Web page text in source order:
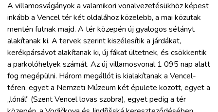
A villamosvágányok a valamikori vonalvezetésükhöz képest
inkább a Vencel tér két oldalához közelebb, a mai közutak
mentén futnak majd. A tér közepén új gyalogos sétányt
alakítanak ki. A tervek szerint kiszélesítik a járdákat,
kerékpársávot alakítanak ki, új fákat ültetnek, és csökkentik
a parkolóhelyek számát. Az új villamosvonal 1 095 nap alatt
fog megépülni. Három megállót is kialakítanak a Vencel-
téren, egyet a Nemzeti Múzeum két épülete között, egyet a
„lónál” (Szent Vencel lovas szobra), egyet pedig a tér